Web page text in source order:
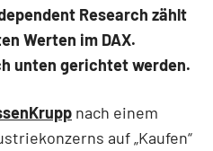
Research zählt
Werten im DAX.
unten gerichtet werden.
nach einem
auf „Kaufen“